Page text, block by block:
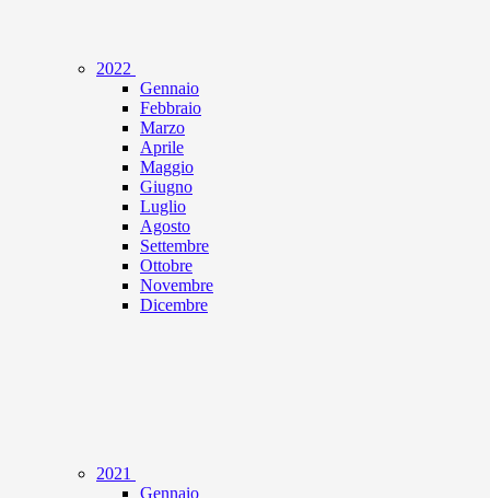
2022
Gennaio
Febbraio
Marzo
Aprile
Maggio
Giugno
Luglio
Agosto
Settembre
Ottobre
Novembre
Dicembre
2021
Gennaio